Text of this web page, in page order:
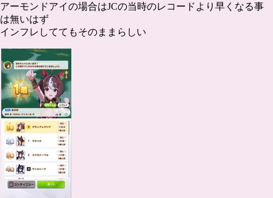
アーモンドアイの場合はJCの当時のレコードより早くなる事
は無いはず
インフレしててもそのままらしい